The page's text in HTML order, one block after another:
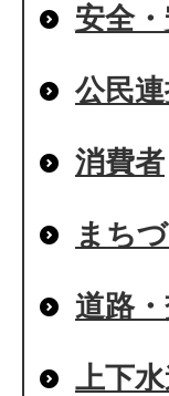
安全
公民
消費者
まち
道路
上下